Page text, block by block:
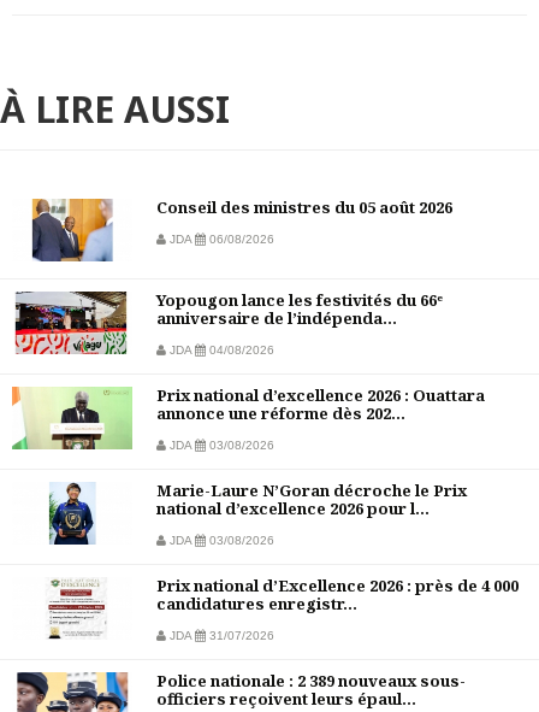
À LIRE AUSSI
Conseil des ministres du 05 août 2026
JDA 06/08/2026
Yopougon lance les festivités du 66ᵉ
anniversaire de l’indépenda...
JDA 04/08/2026
Prix national d’excellence 2026 : Ouattara
annonce une réforme dès 202...
JDA 03/08/2026
Marie-Laure N’Goran décroche le Prix
national d’excellence 2026 pour l...
JDA 03/08/2026
Prix national d’Excellence 2026 : près de 4 000
candidatures enregistr...
JDA 31/07/2026
Police nationale : 2 389 nouveaux sous-
officiers reçoivent leurs épaul...